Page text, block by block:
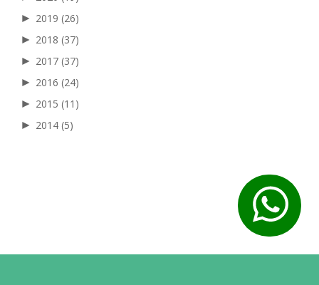
► 2019 (26)
► 2018 (37)
► 2017 (37)
► 2016 (24)
► 2015 (11)
► 2014 (5)